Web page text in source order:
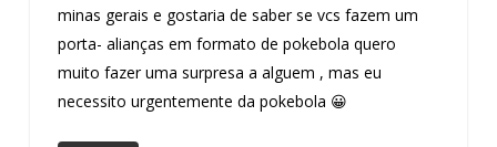
minas gerais e gostaria de saber se vcs fazem um
porta- alianças em formato de pokebola quero
muito fazer uma surpresa a alguem , mas eu
necessito urgentemente da pokebola 😀